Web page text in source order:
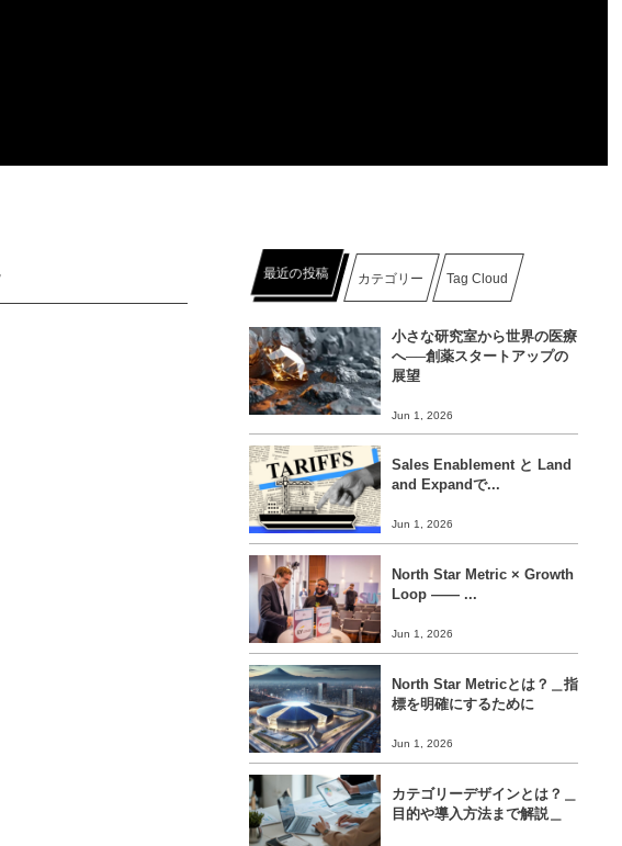
最近の投稿 カテゴリー Tag Cloud
小さな研究室から世界の医療
へ──創薬スタートアップの
展望
Jun 1, 2026
Sales Enablement と Land
and Expandで...
Jun 1, 2026
North Star Metric × Growth
Loop ―― ...
Jun 1, 2026
North Star Metricとは？＿指
標を明確にするために
Jun 1, 2026
カテゴリーデザインとは？＿
目的や導入方法まで解説＿